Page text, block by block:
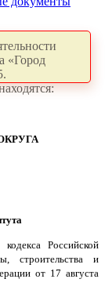
«Город
Российской
строительства и
от 17 августа